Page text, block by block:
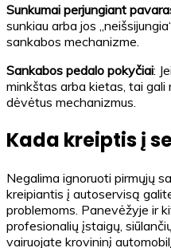
Sunkumai perjungiant
sunkiau arba jos
sankabos mechanizme.
Sankabos pedalo pokyčiai:
minkštas arba kietas, tai
dėvėtus mechanizmus.
Kada kreiptis į
Negalima ignoruoti pirmųjų
kreipiantis į autoservisą
problemoms. Panevėžyje ir
profesionalių įstaigų,
vairuojate krovininį